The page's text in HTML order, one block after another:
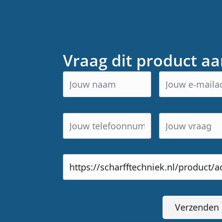
Vraag dit product
Product
url
Verzenden